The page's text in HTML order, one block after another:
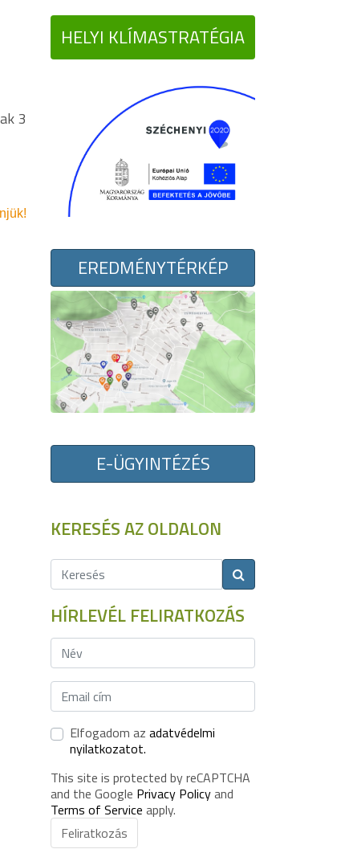
3
HELYI KLÍMASTRATÉGIA
EREDMÉNYTÉRKÉP
E-ÜGYINTÉZÉS
KERESÉS AZ OLDALON
HÍRLEVÉL FELIRATKOZÁS
Elfogadom az adatvédelmi
nyilatkozatot.
This site is protected by reCAPTCHA
and the Google Privacy Policyand
Terms of Service apply.
Feliratkozás